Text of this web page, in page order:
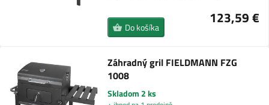
123,59 €
Do košíka
Záhradný gril FIELDMANN FZG
1008
Skladom 2 ks